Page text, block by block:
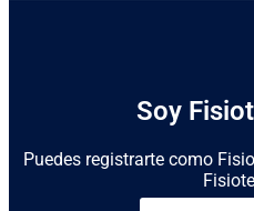
Soy
Puedes registrarte como